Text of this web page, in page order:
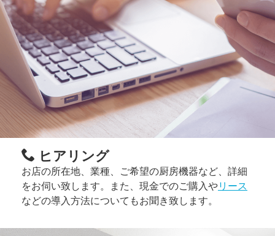
ヒアリング
お店の所在地、業種、ご希望の厨房機器など、詳細
をお伺い致します。また、現金でのご購入やリース
などの導入方法についてもお聞き致します。